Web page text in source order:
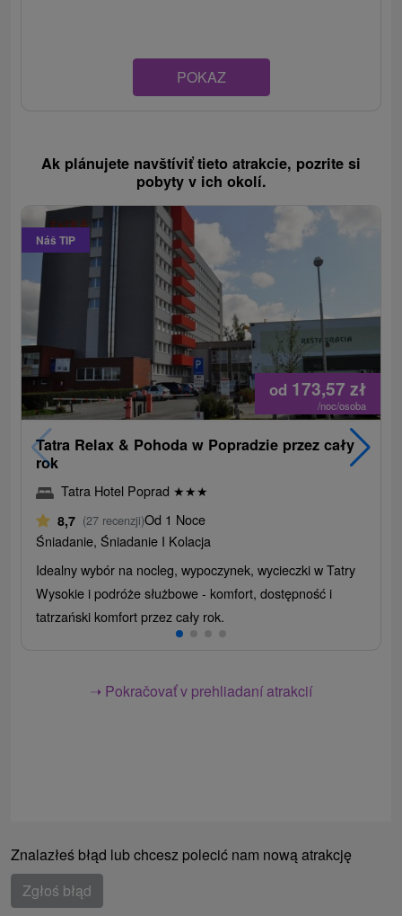
POKAZ
Ak plánujete navštíviť tieto atrakcie, pozrite si
pobyty v ich okolí.
Náš TIP
od 173,57zł
/noc/osoba
Tatra Relax & Pohoda w Popradzie przez cały
rok
Tatra Hotel Poprad ★★★
8,7 (27 recenzji)Od 1 Noce
Śniadanie, Śniadanie I Kolacja
Idealny wybór na nocleg, wypoczynek, wycieczki w Tatry
Wysokie i podróże służbowe - komfort, dostępność i
tatrzański komfort przez cały rok.
➝ Pokračovať v prehliadaní atrakcií
Znalazłeś błąd lub chcesz polecić nam nową atrakcję
Zgłoś błąd